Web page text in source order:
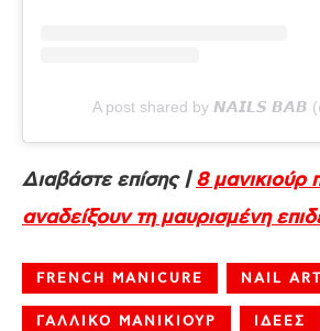
A post shared by 𝙉𝘼𝙄𝙇𝙎 𝘽𝘼𝘽
Διαβάστε επίσης |8 μανικιούρ
αναδείξουν τη μαυρισμένη
FRENCH MANICURE NAIL ART
ΓΑΛΛΙΚΟ ΜΑΝΙΚΙΟΥΡ ΙΔΕΕΣ